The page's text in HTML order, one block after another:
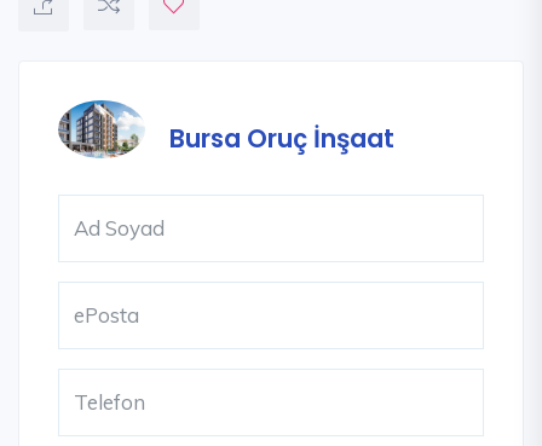
Bursa Oruç İnşaat